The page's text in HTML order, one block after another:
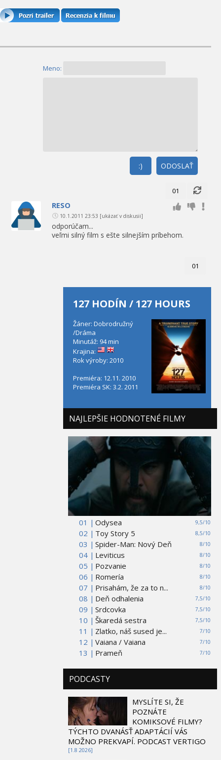
Meno:
ODOSLAŤ
:)
01
RESO
10.1.2011 23:53 [ukázať v diskusii]
odporúčam...
veľmi silný film s ešte silnejším príbehom.
01
127 HODÍN / 127 HOURS
Žáner: Dobrodružný
/Dráma
Minutáž: 94 min
Krajina:
Rok výroby: 2010
Premiéra: 12.11. 2010
Premiéra SK: 3.2. 2011
NAJLEPŠIE HODNOTENÉ FILMY
01 | 9,5/10
Odysea
02 |
8,5/10
Toy Story 5
03 |
8/10
Spider-Man: Nový Deň
04 |
8/10
Leviticus
05 |
8/10
Pozvanie
06 |
8/10
Romería
07 |
8/10
Prisahám, že za to n...
08 |
7,5/10
Deň odhalenia
09 |
7,5/10
Srdcovka
10 |
7,5/10
Škaredá sestra
11 |
7/10
Zlatko, náš sused je...
12 |
7/10
Vaiana / Vaiana
13 |
7/10
Prameň
PODCASTY
MYSLÍTE SI, ŽE
POZNÁTE
KOMIKSOVÉ FILMY?
TÝCHTO DVANÁSŤ ADAPTÁCIÍ VÁS
MOŽNO PREKVAPÍ. PODCAST VERTIGO
[1.8 2026]